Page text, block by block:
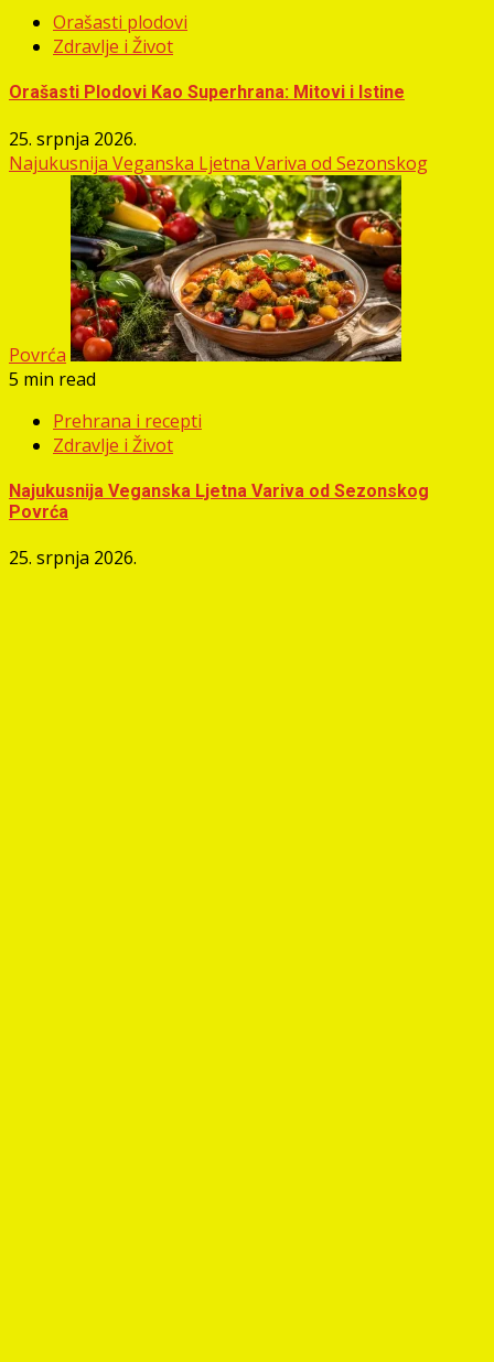
Orašasti plodovi
Zdravlje i Život
Orašasti Plodovi Kao Superhrana: Mitovi i Istine
25. srpnja 2026.
Najukusnija Veganska Ljetna Variva od Sezonskog
Povrća
5 min read
Prehrana i recepti
Zdravlje i Život
Najukusnija Veganska Ljetna Variva od Sezonskog
Povrća
25. srpnja 2026.